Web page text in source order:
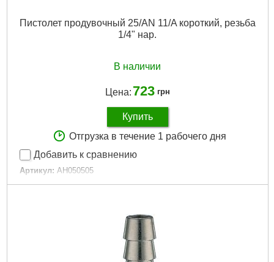
Пистолет продувочный 25/AN 11/A короткий, резьба
1/4" нар.
В наличии
Цена: 723 грн
Купить
Отгрузка в течение 1 рабочего дня
Добавить к сравнению
Артикул: AH050505
Код товара: 23.18.68
Тип хвостовика / посадки: 1/4"
200x90x30 мм